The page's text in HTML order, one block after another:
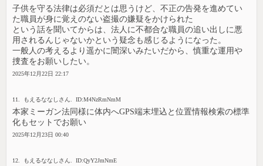
子供を守る法律は必須だとは思うけど、不正の告発を進めてい
た職員が身に覚えのない盗撮の嫌疑をかけられた
という話を聞いてからは、法人に不都合な職員の追い出しに悪
用されるんじゃないかという疑念も感じるようになった。
一般人の考えるより遥かに闇深いみたいだから、慎重な運用や
捜査をお願いしたい。
2025年12月22日 22:17
11. もえるななしさん. ID:M4NzRmNmM
本家ミーガン法同様に体内へGPS端末埋込と位置情報検索の標準
化もセットでお願い
2025年12月23日 00:40
12. もえるななしさん. ID:QyY2JmNmE